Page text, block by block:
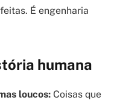
É engenharia
humana
loucos: Coisas que